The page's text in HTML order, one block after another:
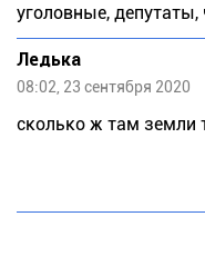
уголовные, депутаты,
Лeдькa
08:02, 23 сентября 2020
сколько ж там земли